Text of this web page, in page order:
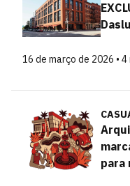
16 de março de 2026 •
para